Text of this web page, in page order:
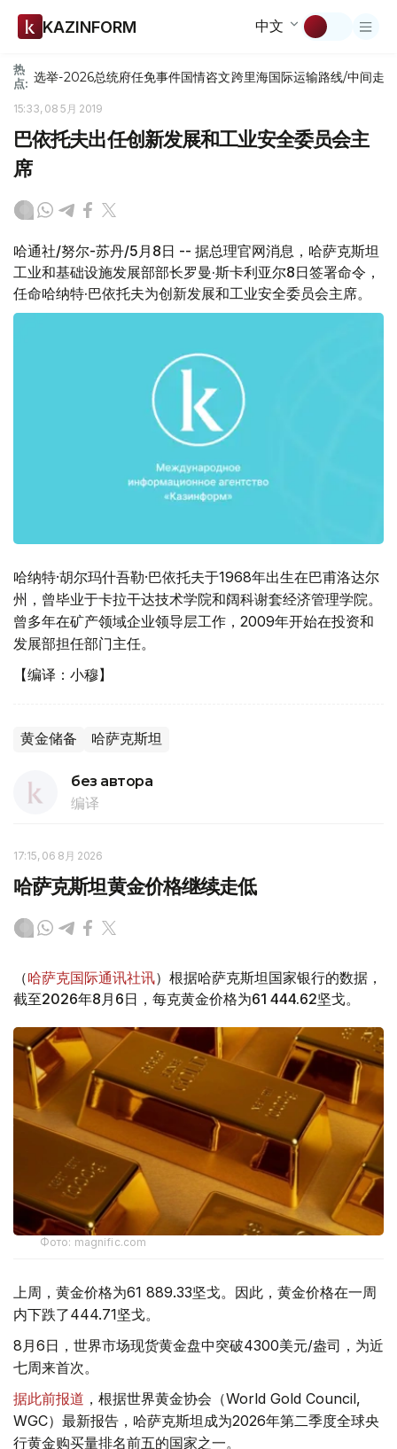
KAZINFORM 中文
热
点: 选举-2026总统府任免事件国情咨文跨里海国际运输路线/中间走廊
15:33, 08 5月 2019
巴依托夫出任创新发展和工业安全委员会主
席
哈通社/努尔-苏丹/5月8日 -- 据总理官网消息，哈萨克斯坦
工业和基础设施发展部部长罗曼·斯卡利亚尔8日签署命令，
任命哈纳特·巴依托夫为创新发展和工业安全委员会主席。
哈纳特·胡尔玛什吾勒·巴依托夫于1968年出生在巴甫洛达尔
州，曾毕业于卡拉干达技术学院和阔科谢套经济管理学院。
曾多年在矿产领域企业领导层工作，2009年开始在投资和
发展部担任部门主任。
【编译：小穆】
黄金储备 哈萨克斯坦
без автора
编译
17:15, 06 8月 2026
哈萨克斯坦黄金价格继续走低
（哈萨克国际通讯社讯）根据哈萨克斯坦国家银行的数据，
截至2026年8月6日，每克黄金价格为61 444.62坚戈。
Фото: magnific.com
上周，黄金价格为61 889.33坚戈。因此，黄金价格在一周
内下跌了444.71坚戈。
8月6日，世界市场现货黄金盘中突破4300美元/盎司，为近
七周来首次。
据此前报道 ，根据世界黄金协会（World Gold Council,
WGC）最新报告，哈萨克斯坦成为2026年第二季度全球央
行黄金购买量排名前五的国家之一。